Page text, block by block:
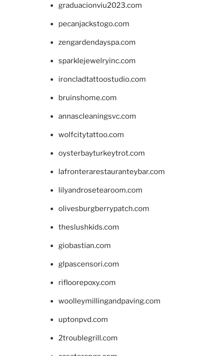
graduacionviu2023.com
pecanjackstogo.com
zengardendayspa.com
sparklejewelryinc.com
ironcladtattoostudio.com
bruinshome.com
annascleaningsvc.com
wolfcitytattoo.com
oysterbayturkeytrot.com
lafronterarestauranteybar.com
lilyandrosetearoom.com
olivesburgberrypatch.com
theslushkids.com
giobastian.com
glpascensori.com
rifloorepoxy.com
woolleymillingandpaving.com
uptonpvd.com
2troublegrill.com